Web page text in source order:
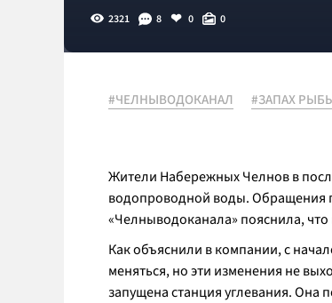
2321 8 0 0
#ЧЕЛНЫВОДОКАНАЛ #ЗАПАХ
Жители Набережных Челнов в
водопроводной воды. Обращения
«Челныводоканала» пояснила, что
Как объяснили в компании, с
меняться, но эти изменения не
запущена станция углевания. Она